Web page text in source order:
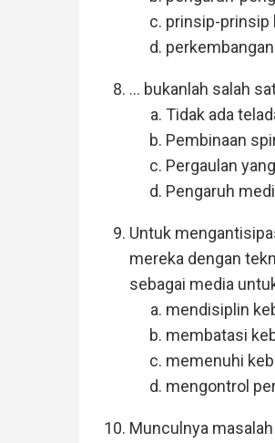
prinsip-prinsip
... bukanlah salah
Tidak ada
Pembinaan
Pergaulan
Pengaruh
Untuk
mereka dengan
sebagai media
mendisiplin
membatasi
memenuhi
mengontrol
Munculnya